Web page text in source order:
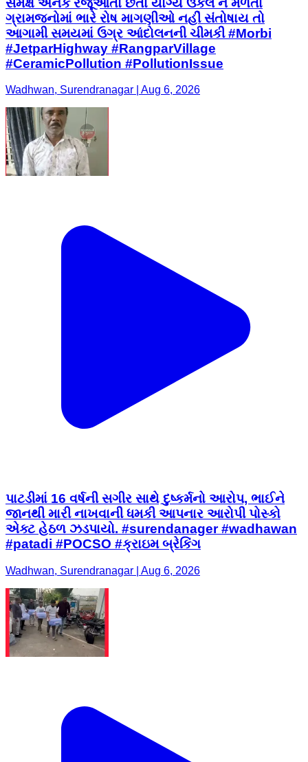
ગ્રામજનોમાં ભારે રોષ માગણીઓ નહીં સંતોષાય તો
આગામી સમયમાં ઉગ્ર આંદોલનની ચીમકી #Morbi
#JetparHighway #RangparVillage
#CeramicPollution #PollutionIssue
Wadhwan, Surendranagar | Aug 6, 2026
પાટડીમાં 16 વર્ષની સગીર સાથે દુષ્કર્મનો આરોપ, ભાઈને
જાનથી મારી નાખવાની ધમકી આપનાર આરોપી પોસ્કો
એક્ટ હેઠળ ઝડપાયો. #surendanager #wadhawan
#patadi #POCSO #ક્રાઇમ બ્રેકિંગ
Wadhwan, Surendranagar | Aug 6, 2026